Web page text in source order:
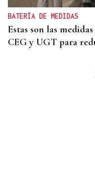
BATERÍA DE MEDIDAS
Estas son las
CEG y UGT para